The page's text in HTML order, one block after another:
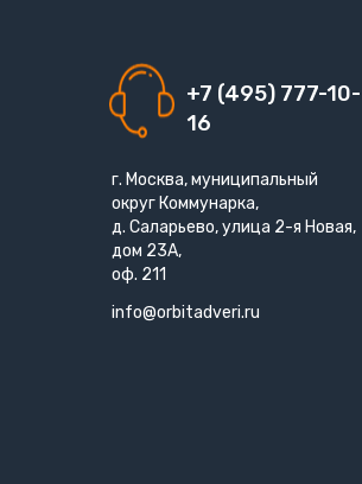
+7 (495) 777-10-
16
г. Москва, муниципальный
округ Коммунарка,
д. Саларьево, улица 2-я Новая,
дом 23А,
оф. 211
info@orbitadveri.ru